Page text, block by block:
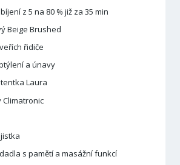
z 5 na 80 % již za 35 min
Beige Brushed
řidiče
a únavy
Laura
s pamětí a masážní funkcí